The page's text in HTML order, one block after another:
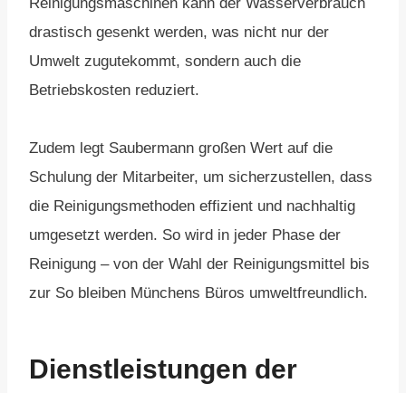
drastisch gesenkt werden, was nicht nur der
Umwelt zugutekommt, sondern auch die
Betriebskosten reduziert.
Zudem legt Saubermann großen Wert auf die
Schulung der Mitarbeiter, um sicherzustellen, dass
die Reinigungsmethoden effizient und nachhaltig
umgesetzt werden. So wird in jeder Phase der
Reinigung – von der Wahl der Reinigungsmittel bis
zur So bleiben Münchens Büros umweltfreundlich.
Dienstleistungen der